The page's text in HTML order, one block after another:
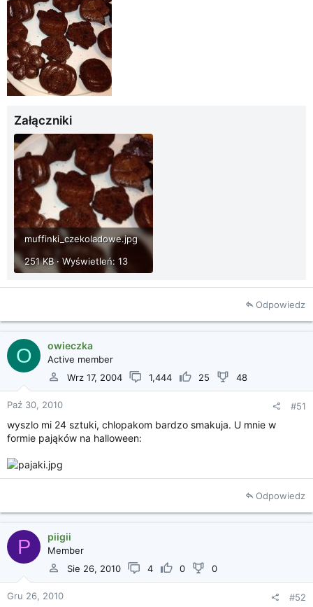
Załączniki
muffinki_czekoladowe.jpg
251 KB · Wyświetleń: 13
Odpowiedz
O owieczka
Active member
Wrz 17, 2004
1,444 25 48
Paź 30, 2010 #51
wyszlo mi 24 sztuki, chlopakom bardzo smakuja. U mnie w
formie pająków na halloween:
Odpowiedz
P piigii
Member
Sie 26, 2010
4 0 0
Gru 26, 2010 #52